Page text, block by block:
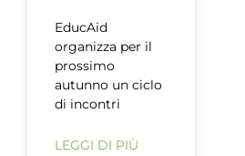
EducAid
organizza per il
prossimo
autunno un ciclo
di incontri
LEGGI DI PIÙ